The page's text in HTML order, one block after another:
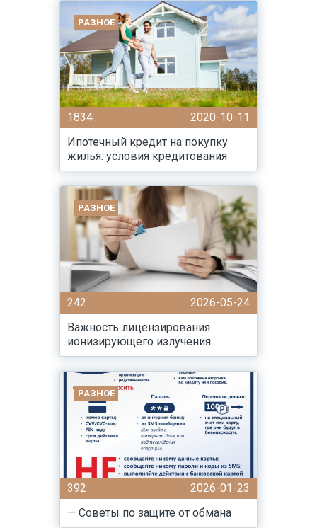
РАЗНОЕ
1834
2020-10-11
Ипотечный кредит на покупку
жилья: условия кредитования
РАЗНОЕ
242
2026-05-24
Важность лицензирования
ионизирующего излучения
РАЗНОЕ
392
2026-01-23
— Советы по защите от обмана